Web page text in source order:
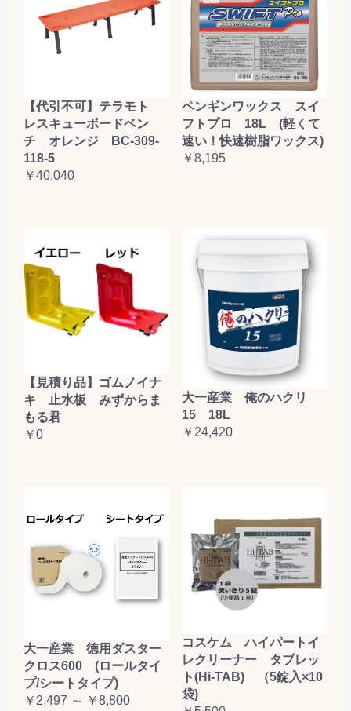
【代引不可】テラモト
レスキューボードベン
チ オレンジ BC-309-
118-5
￥40,040
ペンギンワックス スイ
フトプロ 18L (軽くて
速い！快速樹脂ワックス)
￥8,195
【見積り品】ゴムノイナ
キ 止水板 みずからま
もる君
￥0
大一産業 俺のハクリ
15 18L
￥24,420
大一産業 徳用ダスター
クロス600 (ロールタイ
プ/シートタイプ)
￥2,497 ～ ￥8,800
コスケム ハイパートイ
レクリーナー タブレッ
ト(Hi-TAB) （5錠入×10
袋)